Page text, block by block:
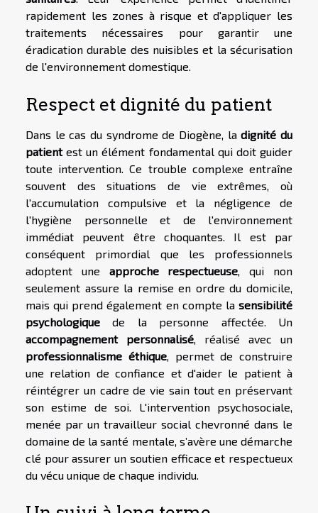
rapidement les zones à risque et d'appliquer les
traitements nécessaires pour garantir une
éradication durable des nuisibles et la sécurisation
de l'environnement domestique.
Respect et dignité du patient
Dans le cas du syndrome de Diogène, ladignité du
patientest un élément fondamental qui doit guider
toute intervention. Ce trouble complexe entraîne
souvent des situations de vie extrêmes, où
l'accumulation compulsive et la négligence de
l'hygiène personnelle et de l'environnement
immédiat peuvent être choquantes. Il est par
conséquent primordial que les professionnels
adoptent une approche respectueuse , qui non
seulement assure la remise en ordre du domicile,
mais qui prend également en compte la sensibilité
psychologique de la personne affectée. Un
accompagnement personnalisé , réalisé avec un
professionnalisme éthique, permet de construire
une relation de confiance et d'aider le patient à
réintégrer un cadre de vie sain tout en préservant
son estime de soi. L'intervention psychosociale,
menée par un travailleur social chevronné dans le
domaine de la santé mentale, s’avère une démarche
clé pour assurer un soutien efficace et respectueux
du vécu unique de chaque individu.